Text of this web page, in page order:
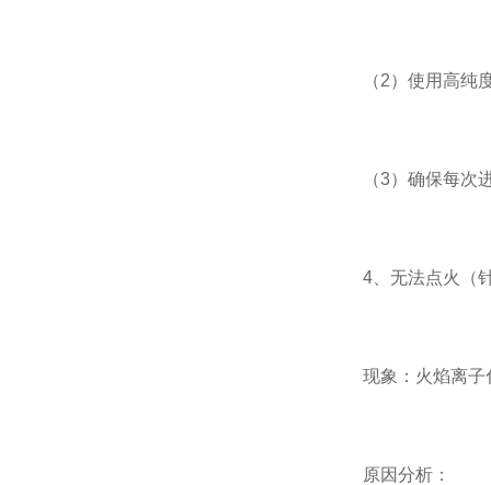
（2）使用高纯度
（3）确保每次进
4、无法点火（针
现象：火焰离子
原因分析：